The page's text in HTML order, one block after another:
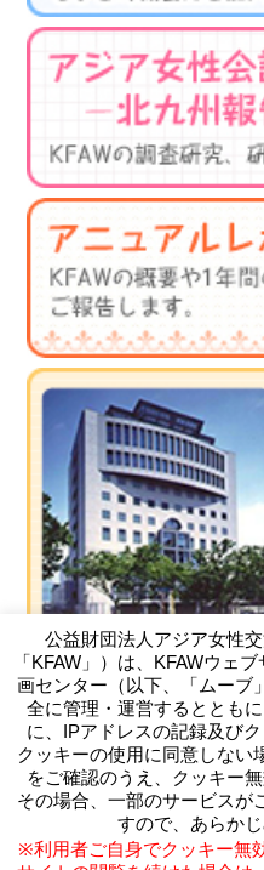
（公財）アジア女性交流・
Kitakyushu Forum on
〒803-0814 北九州市小倉
ル3F
TEL093-583-3434 FAX093-
公益財団法人アジア女性
「KFAW」）は、KFAWウェ
画センター（以下、「ムーブ
全に管理・運営するととも
に、IPアドレスの記録及び
クッキーの使用に同意しない
をご確認のうえ、クッキー
その場合、一部のサービスが
すので、あらか
※利用者ご自身でクッキー無